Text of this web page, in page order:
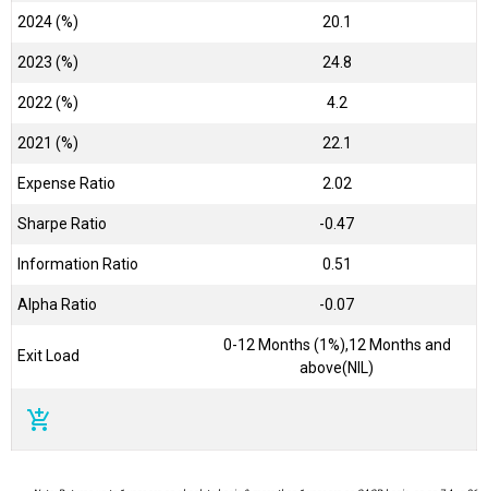
2024 (%) 20.1
2023 (%) 24.8
2022 (%) 4.2
2021 (%) 22.1
Expense Ratio 2.02
Sharpe Ratio -0.47
Information Ratio 0.51
Alpha Ratio -0.07
Exit Load
0-12 Months (1%),12 Months and
above(NIL)
add_shopping_cart